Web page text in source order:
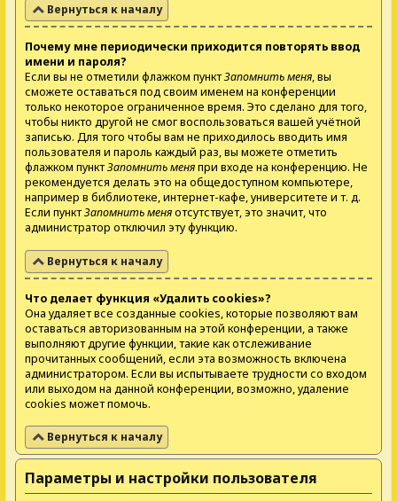
Вернуться к началу
Почему мне периодически приходится повторять ввод
имени и пароля?
Если вы не отметили флажком пунктЗапомнить меня, вы
сможете оставаться под своим именем на конференции
только некоторое ограниченное время. Это сделано для того,
чтобы никто другой не смог воспользоваться вашей учётной
записью. Для того чтобы вам не приходилось вводить имя
пользователя и пароль каждый раз, вы можете отметить
флажком пунктЗапомнить меняпри входе на конференцию. Не
рекомендуется делать это на общедоступном компьютере,
например в библиотеке, интернет-кафе, университете и т. д.
Если пунктЗапомнить меняотсутствует, это значит, что
администратор отключил эту функцию.
Вернуться к началу
Что делает функция «Удалить cookies»?
Она удаляет все созданные cookies, которые позволяют вам
оставаться авторизованным на этой конференции, а также
выполняют другие функции, такие как отслеживание
прочитанных сообщений, если эта возможность включена
администратором. Если вы испытываете трудности со входом
или выходом на данной конференции, возможно, удаление
cookies может помочь.
Вернуться к началу
Параметры и настройки пользователя